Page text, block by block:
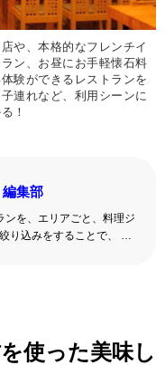
や、本格的なフレンチイ
ン、お昼にお手軽懐石料
験ができるレストランを
連れなど、利用シーンに
！
集部
を、エリアごと、料理ジ
込みをすることで、 い
使った美味し